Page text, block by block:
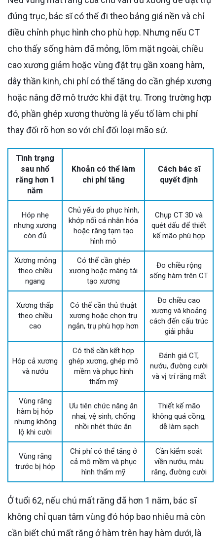
đúng trục, bác sĩ có thể đi theo bảng giá nền và chỉ
điều chỉnh phục hình cho phù hợp. Nhưng nếu CT
cho thấy sống hàm đã mỏng, lõm mặt ngoài, chiều
cao xương giảm hoặc vùng đặt trụ gần xoang hàm,
dây thần kinh, chi phí có thể tăng do cần ghép xương
hoặc nâng đỡ mô trước khi đặt trụ. Trong trường hợp
đó, phần ghép xương thường là yếu tố làm chi phí
thay đổi rõ hơn so với chỉ đổi loại mão sứ.
Tình trạng
sau nhổ
răng hơn 1
năm
Khoản có thể làm
chi phí tăng
Cách bác sĩ
quyết định
Hóp nhẹ
nhưng xương
còn đủ
Chủ yếu do phục hình,
khớp nối cá nhân hóa
hoặc răng tạm tạo
hình mô
Chụp CT 3D và
quét dấu để thiết
kế mão phù hợp
Xương mỏng
theo chiều
ngang
Có thể cần ghép
xương hoặc màng tái
tạo xương
Đo chiều rộng
sống hàm trên CT
Xương thấp
theo chiều
cao
Có thể cần thủ thuật
xương hoặc chọn trụ
ngắn, trụ phù hợp hơn
Đo chiều cao
xương và khoảng
cách đến cấu trúc
giải phẫu
Hóp cả xương
và nướu
Có thể cần kết hợp
ghép xương, ghép mô
mềm và phục hình
thẩm mỹ
Đánh giá CT,
nướu, đường cười
và vị trí răng mất
Vùng răng
hàm bị hóp
nhưng không
lộ khi cười
Ưu tiên chức năng ăn
nhai, vệ sinh, chống
nhồi nhét thức ăn
Thiết kế mão
không quá cồng,
dễ làm sạch
Vùng răng
trước bị hóp
Chi phí có thể tăng ở
cả mô mềm và phục
hình thẩm mỹ
Cần kiểm soát
viền nướu, màu
răng, đường cười
Ở tuổi 62, nếu chú mất răng đã hơn 1 năm, bác sĩ
không chỉ quan tâm vùng đó hóp bao nhiêu mà còn
cần biết chú mất răng ở hàm trên hay hàm dưới, là